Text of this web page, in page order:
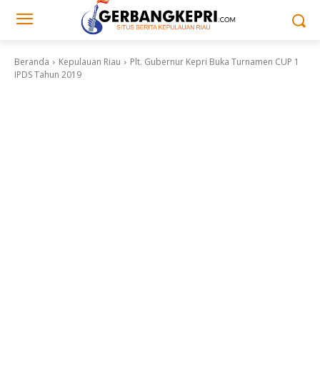
Beranda Kepulauan Riau
Plt. Gubernur Kepri Buka Turnamen CUP 1
IPDS Tahun 2019